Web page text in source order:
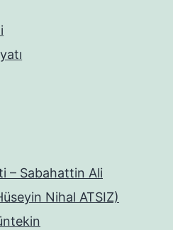
– Sabahattin Ali
Nihal ATSIZ)